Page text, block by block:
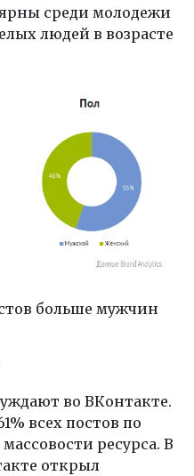
среди молодежи
людей в возрасте
больше мужчин
во ВКонтакте.
всех постов по
ресурса. В
открыл